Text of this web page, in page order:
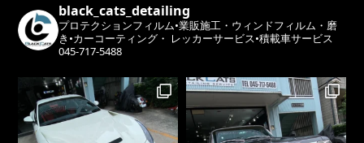
black_cats_detailing
プロテクションフィルム•業販施工・ウィンドフィルム・磨
き•カーコーティング・ レッカーサービス•積載車サービス
045-717-5488